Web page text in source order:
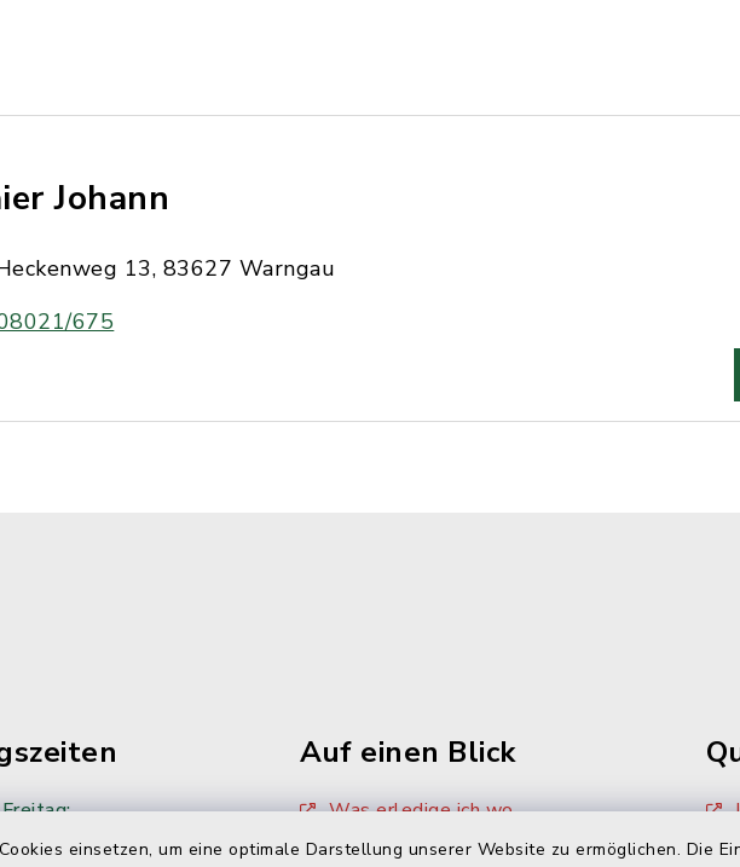
einsetzen, um eine optimale Darstellung unserer Website zu ermöglichen. Die
Johann
13, 83627 Warngau
675
Uhr
Auf einen Blick
Was erledige ich wo